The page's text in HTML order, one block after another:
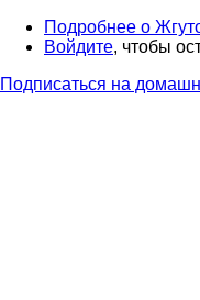
Подробнее о
Войдите, чтобы
Подписаться на